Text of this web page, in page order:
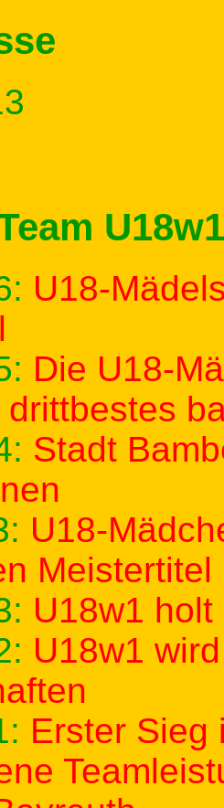
U18w1
U18-
Die U18-
Stadt
U18-
Meistertitel
U18w1
U18w1
Erster Sieg